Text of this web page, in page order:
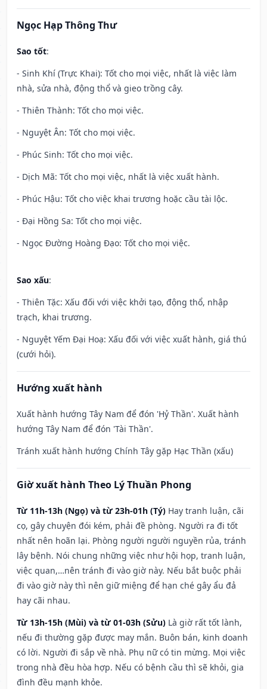
Ngọc Hạp Thông Thư
Sao tốt:
- Sinh Khí (Trực Khai): Tốt cho mọi việc, nhất là việc làm
nhà, sửa nhà, động thổ và gieo trồng cây.
- Thiên Thành: Tốt cho mọi việc.
- Nguyệt Ân: Tốt cho mọi việc.
- Phúc Sinh: Tốt cho mọi việc.
- Dịch Mã: Tốt cho mọi việc, nhất là việc xuất hành.
- Phúc Hậu: Tốt cho việc khai trương hoặc cầu tài lộc.
- Đại Hồng Sa: Tốt cho mọi việc.
- Ngọc Đường Hoàng Đạo: Tốt cho mọi việc.
Sao xấu:
- Thiên Tặc: Xấu đối với việc khởi tạo, động thổ, nhập
trạch, khai trương.
- Nguyệt Yếm Đại Hoạ: Xấu đối với việc xuất hành, giá thú
(cưới hỏi).
Hướng xuất hành
Xuất hành hướng Tây Nam để đón 'Hỷ Thần'. Xuất hành
hướng Tây Nam để đón 'Tài Thần'.
Tránh xuất hành hướng Chính Tây gặp Hạc Thần (xấu)
Giờ xuất hành Theo Lý Thuần Phong
Từ 11h-13h (Ngọ) và từ 23h-01h (Tý) Hay tranh luận, cãi
cọ, gây chuyện đói kém, phải đề phòng. Người ra đi tốt
nhất nên hoãn lại. Phòng người người nguyền rủa, tránh
lây bệnh. Nói chung những việc như hội họp, tranh luận,
việc quan,…nên tránh đi vào giờ này. Nếu bắt buộc phải
đi vào giờ này thì nên giữ miệng để hạn ché gây ẩu đả
hay cãi nhau.
Từ 13h-15h (Mùi) và từ 01-03h (Sửu) Là giờ rất tốt lành,
nếu đi thường gặp được may mắn. Buôn bán, kinh doanh
có lời. Người đi sắp về nhà. Phụ nữ có tin mừng. Mọi việc
trong nhà đều hòa hợp. Nếu có bệnh cầu thì sẽ khỏi, gia
đình đều mạnh khỏe.